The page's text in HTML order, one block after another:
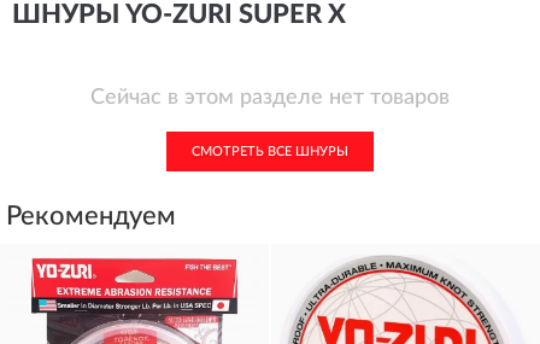
ШНУРЫ YO-ZURI SUPER X
Сейчас в этом разделе нет товаров
СМОТРЕТЬ ВСЕ ШНУРЫ
Рекомендуем